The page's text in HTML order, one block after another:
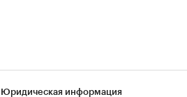
Юридическая информация